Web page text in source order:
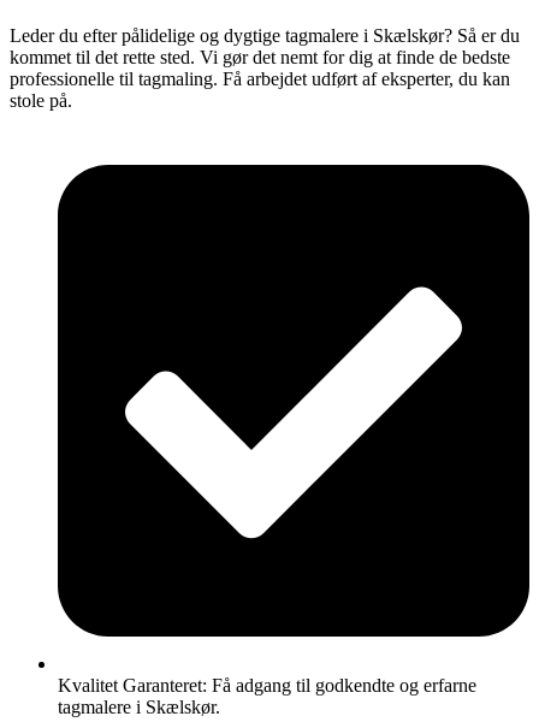
Leder du efter pålidelige og dygtige tagmalere i Skælskør? Så er du
kommet til det rette sted. Vi gør det nemt for dig at finde de bedste
professionelle til tagmaling. Få arbejdet udført af eksperter, du kan
stole på.
Kvalitet Garanteret: Få adgang til godkendte og erfarne
tagmalere i Skælskør.